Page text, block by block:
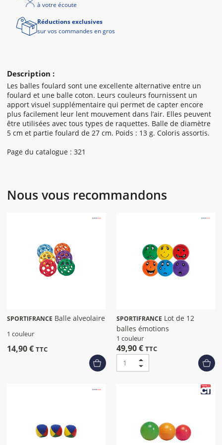
Description :
Les balles foulard sont une excellente alternative entre un
foulard et une balle coton. Leurs couleurs fournissent un
apport visuel supplémentaire qui permet de capter encore
plus facilement leur lent mouvement dans l’air. Elles peuvent
être utilisées avec tous types de raquettes. Balle de diamètre
5 cm et partie foulard de 27 cm. Poids : 13 g. Coloris assortis.
Page du catalogue : 321
à votre écoute
Réductions exclusives
sur vos commandes en gros
Nous vous recommandons
SPORTIFRANCE Balle alveolaire
1 couleur
14,90 € TTC
SPORTIFRANCE
balles émotions
1 couleur
49,90 € TTC